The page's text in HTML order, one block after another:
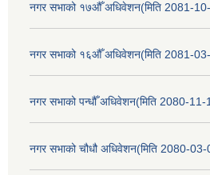
नगर सभाको १७औँ अधिवेशन(मिति 2081-
नगर सभाको १६औँ अधिवेशन(मिति 2081-
नगर सभाको पन्धौँ अधिवेशन(मिति 2080-11-
नगर सभाको चौधौ अधिवेशन(मिति 2080-